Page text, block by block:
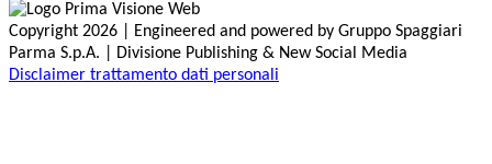
Copyright 2026 | Engineered and powered by Gruppo Spaggiari
Parma S.p.A. | Divisione Publishing & New Social Media
Disclaimer trattamento dati personali